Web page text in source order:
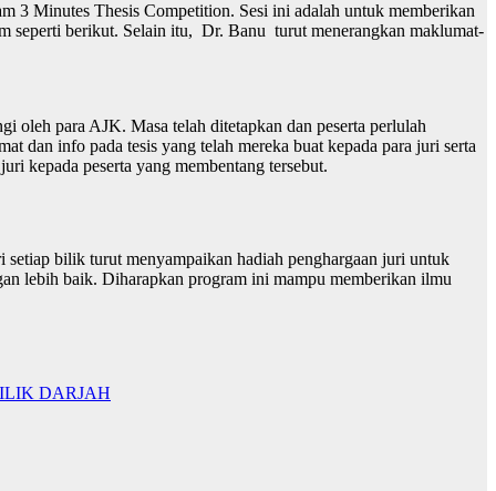
3 Minutes Thesis Competition. Sesi ini adalah untuk memberikan
seperti berikut. Selain itu, Dr. Banu turut menerangkan maklumat-
oleh para AJK. Masa telah ditetapkan dan peserta perlulah
dan info pada tesis yang telah mereka buat kepada para juri serta
kepada peserta yang membentang tersebut.
setiap bilik turut menyampaikan hadiah penghargaan juri untuk
lebih baik. Diharapkan program ini mampu memberikan ilmu
DARJAH